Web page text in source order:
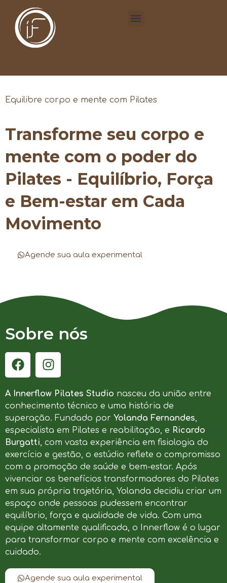
Equilibre corpo e mente com Pilates
Transforme seu corpo e
mente com o poder do
Pilates - Equilíbrio, Força
e Bem-estar em Cada
Movimento
Agende sua aula experimental
Sobre nós
A Innerflow Pilates Studio nasceu da união entre
conhecimento técnico e uma história de
superação. Fundado por Yolanda Fernandes,
especialista em Pilates e reabilitação, e Ricardo
Burgatti, com vasta experiência em fisiologia do
exercício e gestão, o estúdio reflete o compromisso
com a promoção de saúde e bem-estar. Após
vivenciar os benefícios transformadores do Pilates
em sua própria trajetória, Yolanda decidiu criar um
espaço onde pessoas pudessem encontrar
equilíbrio, força e qualidade de vida. Com uma
equipe altamente qualificada, o Innerflow é o lugar
para transformar corpo e mente com excelência e
cuidado.
Agende sua aula experimental